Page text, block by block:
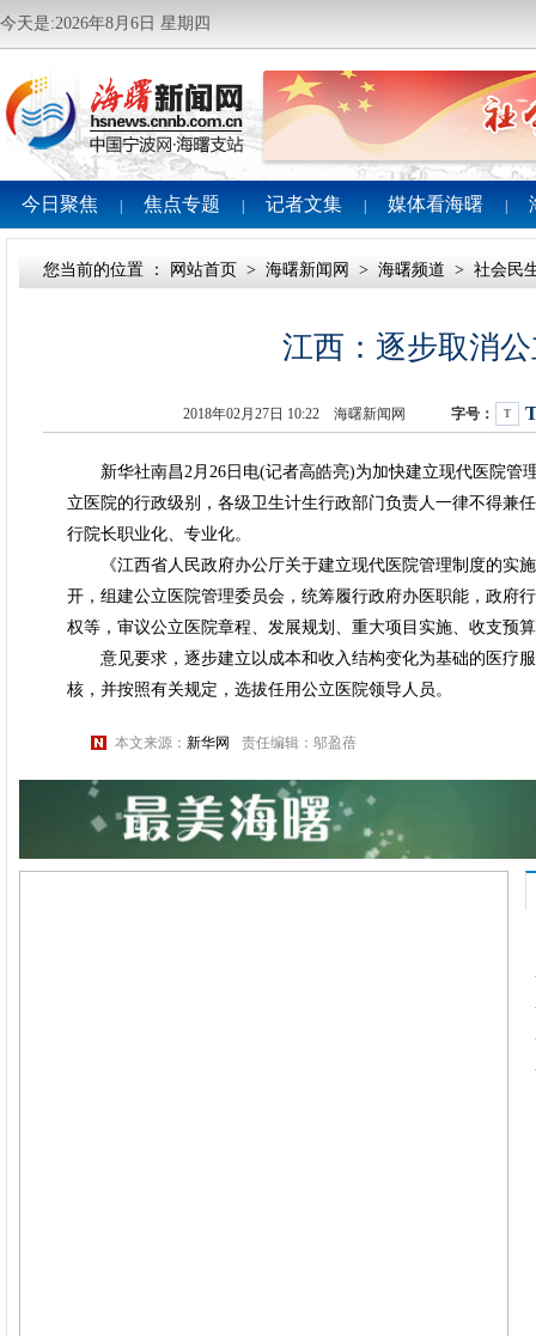
今天是:2026年8月6日 星期四
今日聚焦 焦点专题 记者文集 媒体看海曙
您当前的位置 ： 网站首页 > 海曙新闻网 > 海曙频道 > 社会民
江西：逐步取消
2018年02月27日 10:22 海曙新闻网 字号： T
新华社南昌2月26日电(记者高皓亮)为加快建立现代医院管
立医院的行政级别，各级卫生计生行政部门负责人一律不得兼
行院长职业化、专业化。
《江西省人民政府办公厅关于建立现代医院管理制度的实
开，组建公立医院管理委员会，统筹履行政府办医职能，政府
权等，审议公立医院章程、发展规划、重大项目实施、收支预
意见要求，逐步建立以成本和收入结构变化为基础的医疗
核，并按照有关规定，选拔任用公立医院领导人员。
本文来源： 新华网 责任编辑：邬盈蓓